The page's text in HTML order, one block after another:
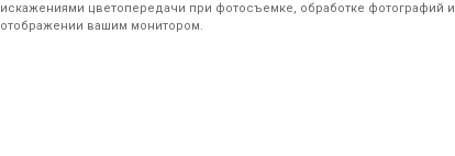
искажениями цветопередачи при фотосъемке, обработке фотографий и
отображении вашим монитором.